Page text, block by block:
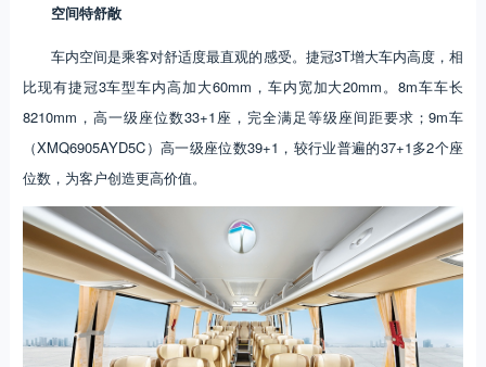
空间特舒敞
车内空间是乘客对舒适度最直观的感受。捷冠3T增大车内高度，相
比现有捷冠3车型车内高加大60mm，车内宽加大20mm。8m车车长
8210mm，高一级座位数33+1座，完全满足等级座间距要求；9m车
（XMQ6905AYD5C）高一级座位数39+1，较行业普遍的37+1多2个座
位数，为客户创造更高价值。